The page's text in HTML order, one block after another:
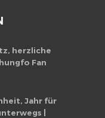
herzliche
Fan
Jahr für
|